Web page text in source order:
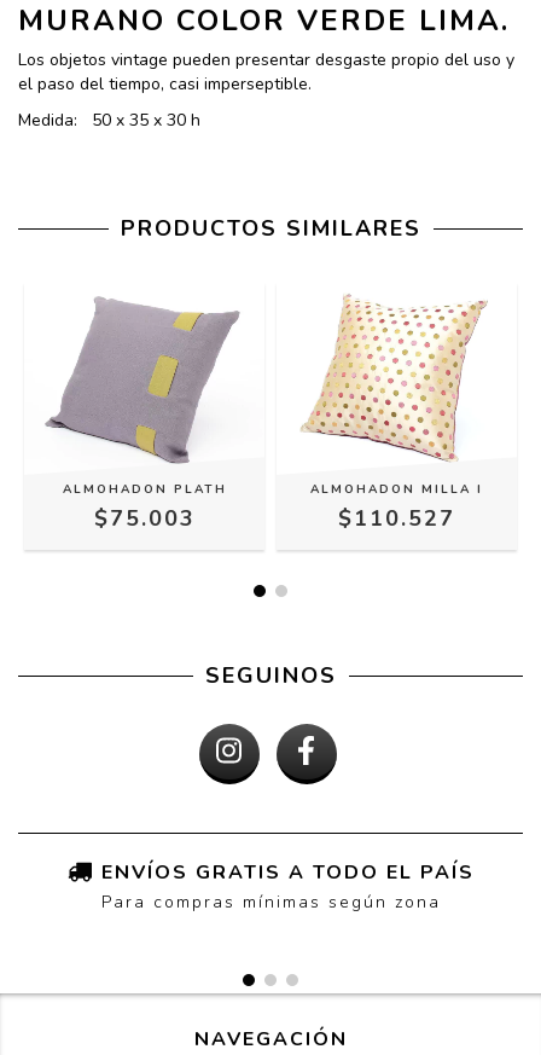
MURANO COLOR VERDE LIMA.
Los objetos vintage pueden presentar desgaste propio del uso y
el paso del tiempo, casi imperseptible.
Medida: 50 x 35 x 30 h
PRODUCTOS SIMILARES
ALMOHADON PLATH
$75.003
ALMOHADON MILLA I
$110.527
SEGUINOS
ENVÍOS GRATIS A TODO EL PAÍS
Para compras mínimas según zona
NAVEGACIÓN